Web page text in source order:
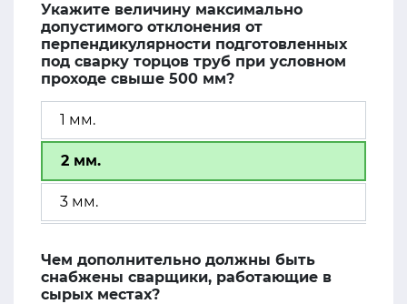
Укажите величину максимально
допустимого отклонения от
перпендикулярности подготовленных
под сварку торцов труб при условном
проходе свыше 500 мм?
1 мм.
2 мм.
3 мм.
Чем дополнительно должны быть
снабжены сварщики, работающие в
сырых местах?